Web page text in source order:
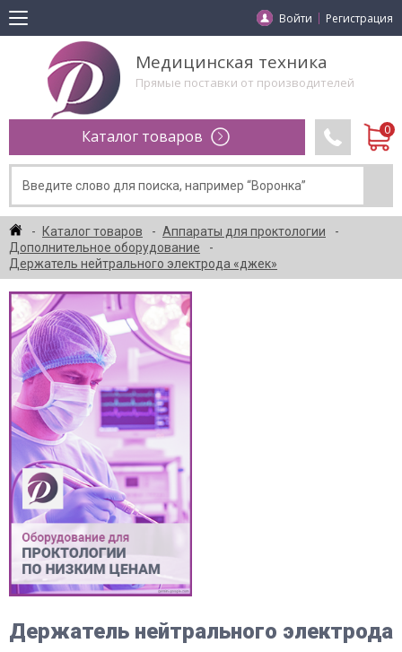
Войти Регистрация
Медицинская техника
Прямые поставки от производителей
Каталог товаров
Каталог товаров
Аппараты для проктологии
Дополнительное оборудование
Держатель нейтрального электрода «джек»
Держатель нейтрального электрода